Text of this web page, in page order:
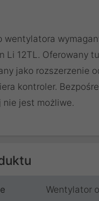
wentylatora
Li 12TL. Oferowany
jako rozszerzenie
kontroler.
nie jest możliwe.
Wentylator